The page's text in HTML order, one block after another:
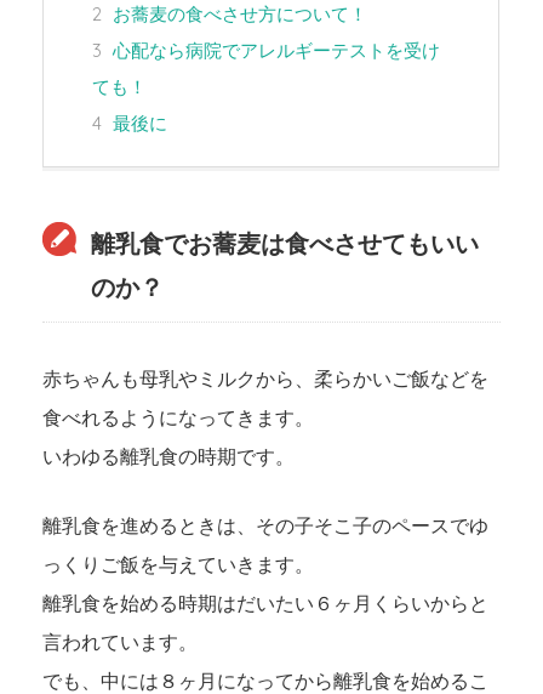
2 お蕎麦の食べさせ方について！
3 心配なら病院でアレルギーテストを受け
ても！
4 最後に
離乳食でお蕎麦は食べさせてもいい
のか？
赤ちゃんも母乳やミルクから、柔らかいご飯などを
食べれるようになってきます。
いわゆる離乳食の時期です。
離乳食を進めるときは、その子そこ子のペースでゆ
っくりご飯を与えていきます。
離乳食を始める時期はだいたい６ヶ月くらいからと
言われています。
でも、中には８ヶ月になってから離乳食を始めるこ